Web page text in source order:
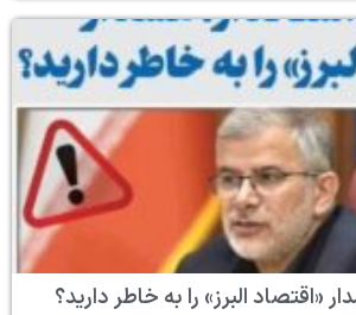
«اقتصاد البرز» را به خاطر دارید؟